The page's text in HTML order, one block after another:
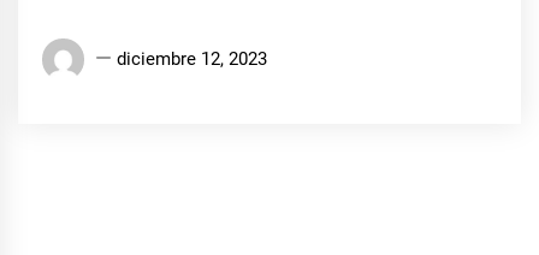
Edison
diciembre 12, 2023